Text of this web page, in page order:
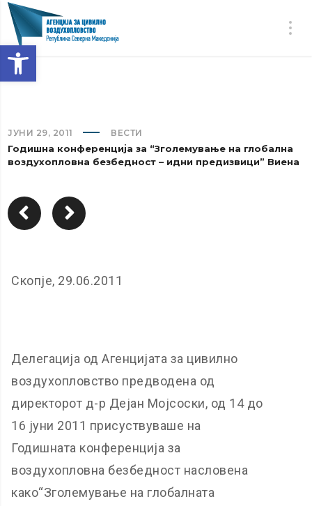
Open toolbar
ЈУНИ 29, 2011 ВЕСТИ
Годишна конференција за “Зголемување на глобална
воздухопловна безбедност – идни предизвици” Виена
Скопје, 29.06.2011
Делегација од Агенцијата за цивилно
воздухопловство предводена од
директорот д-р Дејан Мојсоски, од 14 до
16 јуни 2011 присуствуваше на
Годишната конференција за
воздухопловна безбедност насловена
како“Зголемување на глобалната